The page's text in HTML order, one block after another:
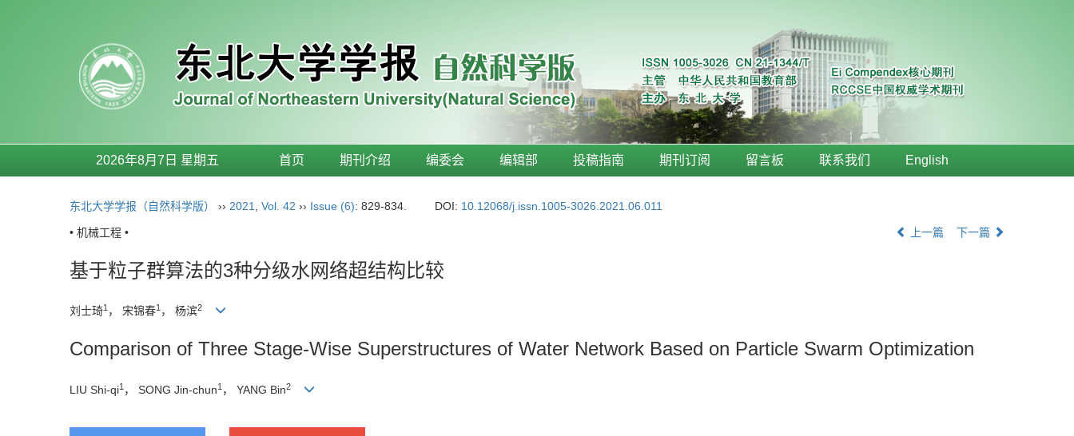
2026年8月7日 星期五 首页 期刊介绍 编委会 编辑部 投稿指南 期刊订阅 留言板 联系我们 English
东北大学学报（自然科学版） ›› 2021 Vol. 42 ›› Issue (6): 829-834. DOI: 10.12068/j.issn.1005-3026.2021.06.011
• 机械工程 • 上一篇 下一篇
基于粒子群算法的3种分级水网络超结构比较
刘士琦1 ， 宋锦春1 ， 杨滨2
Comparison of Three Stage-Wise Superstructures of Water Network Based on Particle Swarm Optimization
LIU Shi-qi1 ， SONG Jin-chun1 ， YANG Bin2